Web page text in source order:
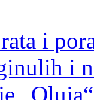
rata i
i